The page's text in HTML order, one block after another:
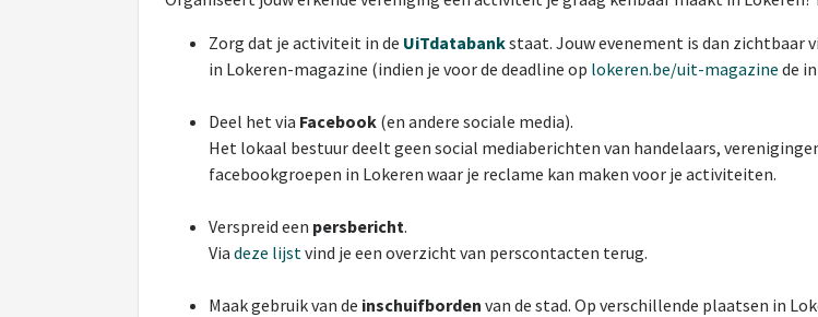
Zorg dat je activiteit in de UiTdatabankstaat. Jouw evenement is dan zichtbaar
in Lokeren-magazine (indien je voor de deadline op lokeren.be/uit-magazine de
Deel het via Facebook (en andere sociale media).
Het lokaal bestuur deelt geen social mediaberichten van handelaars,
facebookgroepen in Lokeren waar je reclame kan maken voor je activiteiten.
Verspreid een persbericht.
Via deze lijstvind je een overzicht van perscontacten terug.
Maak gebruik van de inschuifborden van de stad. Op verschillende plaatsen in